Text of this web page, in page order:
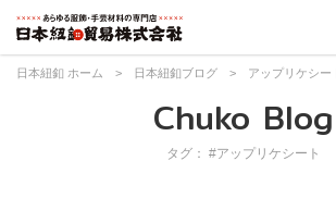
日本紐釦 ホーム > 日本紐釦ブログ > アップリケシー
Chuko Blog
タグ： #アップリケシート